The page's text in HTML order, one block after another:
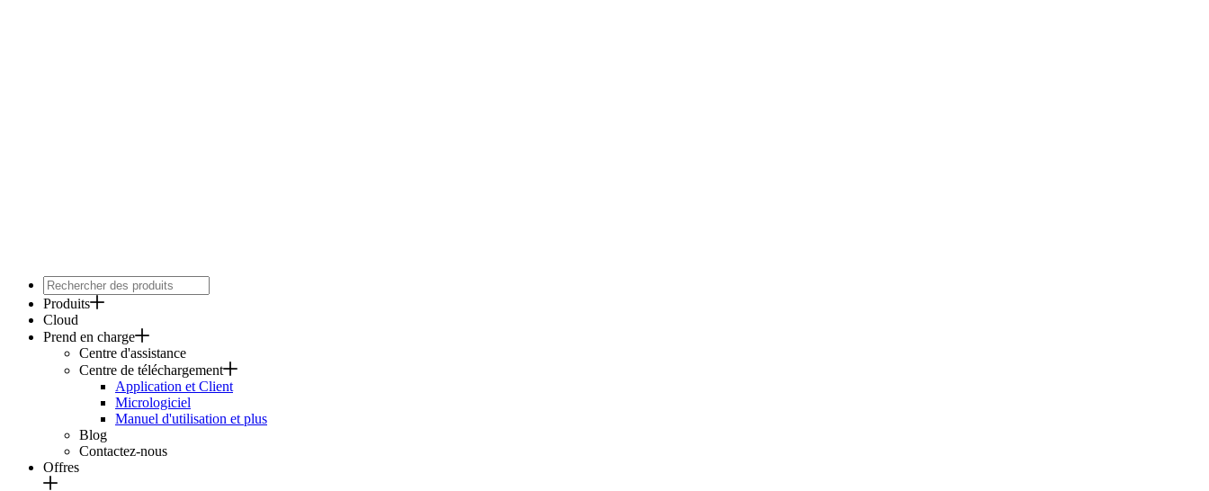
Produits
Cloud
Prend en charge
Centre d'assistance
Centre de téléchargement
Application et Client
Micrologiciel
Manuel d'utilisation et plus
Blog
Contactez-nous
Offres